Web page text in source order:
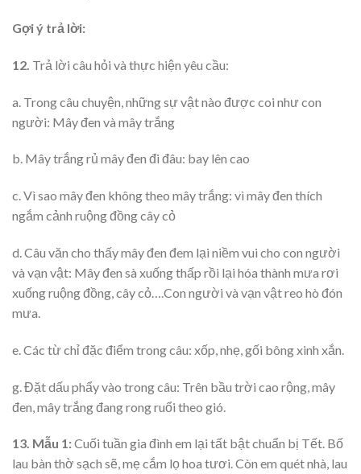
Gợi ý trả lời:
12. Trả lời câu hỏi và thực hiện yêu cầu:
a. Trong câu chuyện, những sự vật nào được coi như con
người: Mây đen và mây trắng
b. Mây trắng rủ mây đen đi đâu: bay lên cao
c. Vì sao mây đen không theo mây trắng: vì mây đen thích
ngắm cảnh ruộng đồng cây cỏ
d. Câu văn cho thấy mây đen đem lại niềm vui cho con người
và vạn vật: Mây đen sà xuống thấp rồi lại hóa thành mưa rơi
xuống ruộng đồng, cây cỏ….Con người và vạn vật reo hò đón
mưa.
e. Các từ chỉ đặc điểm trong câu: xốp, nhẹ, gối bông xinh xắn.
g. Đặt dấu phẩy vào trong câu: Trên bầu trời cao rộng, mây
đen, mây trắng đang rong ruổi theo gió.
13. Mẫu 1:Cuối tuần gia đình em lại tất bật chuẩn bị Tết. Bố
lau bàn thờ sạch sẽ, mẹ cắm lọ hoa tươi. Còn em quét nhà, lau